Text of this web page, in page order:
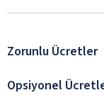
Zorunlu Ücretler
Opsiyonel